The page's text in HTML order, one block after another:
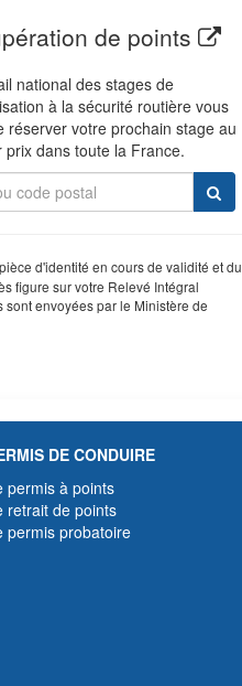
de points
national des stages de
à la sécurité routière vous
réserver votre prochain stage au
prix dans toute la France.
d'identité en cours de validité et du
figure sur votre Relevé Intégral
envoyées par le Ministère de
DE CONDUIRE
permis à points
retrait de points
permis probatoire